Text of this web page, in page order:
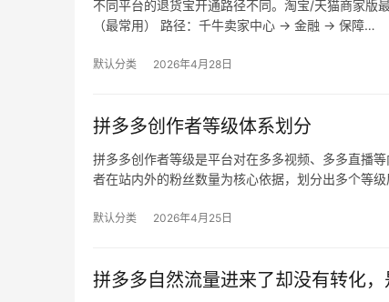
不同平台的退货宝开通路径不同。淘宝/天猫商家版
（最常用） 路径：千牛卖家中心 → 金融 → 保障…
默认分类 2026年4月28日
拼多多创作者等级体系划分
拼多多创作者等级是平台对在多多视频、多多直播
者在站内外的粉丝数量为核心依据，划分出多个等
默认分类 2026年4月25日
拼多多自然流量进来了却没有转化，